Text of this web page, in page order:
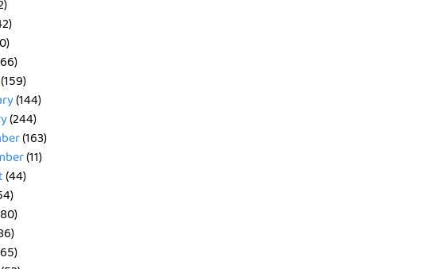
(159)
(144)
(244)
(163)
(11)
(44)